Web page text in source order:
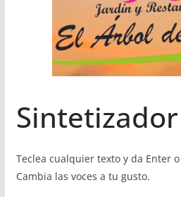
Teclea cualquier texto y da Enter
Cambia las voces a tu gusto.